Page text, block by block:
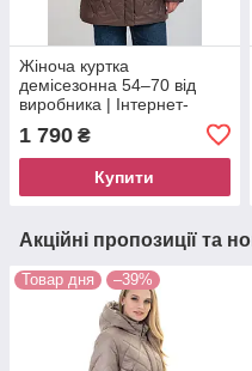
Жіноча куртка
демісезонна 54–70 від
виробника | Інтернет-
1 790 ₴
Купити
Акційні пропозиції та
Товар дня –39%